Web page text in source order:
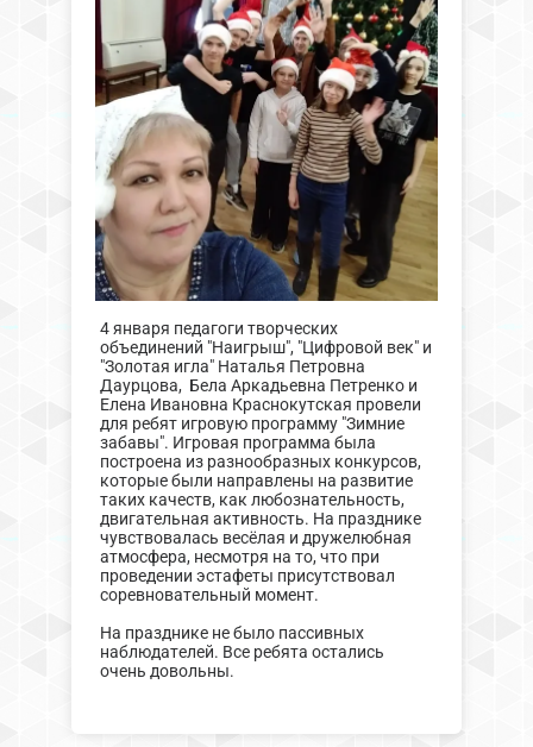
4 января педагоги творческих
объединений "Наигрыш", "Цифровой век" и
"Золотая игла" Наталья Петровна
Даурцова, Бела Аркадьевна Петренко и
Елена Ивановна Краснокутская провели
для ребят игровую программу "Зимние
забавы". Игровая программа была
построена из разнообразных конкурсов,
которые были направлены на развитие
таких качеств, как любознательность,
двигательная активность. На празднике
чувствовалась весёлая и дружелюбная
атмосфера, несмотря на то, что при
проведении эстафеты присутствовал
соревновательный момент.
На празднике не было пассивных
наблюдателей. Все ребята остались
очень довольны.